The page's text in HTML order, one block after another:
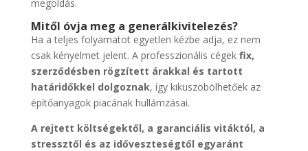
megoldás.
Mitől óvja meg a generálkivitelezés?
Ha a teljes folyamatot egyetlen kézbe adja, ez nem
csak kényelmet jelent. A professzionális cégekfix,
szerződésben rögzített árakkal és tartott
határidőkkel dolgoznak, így kiküszöbölhetőek az
építőanyagok piacának hullámzásai.
A rejtett költségektől, a garanciális vitáktól, a
stressztől és az időveszteségtől egyaránt